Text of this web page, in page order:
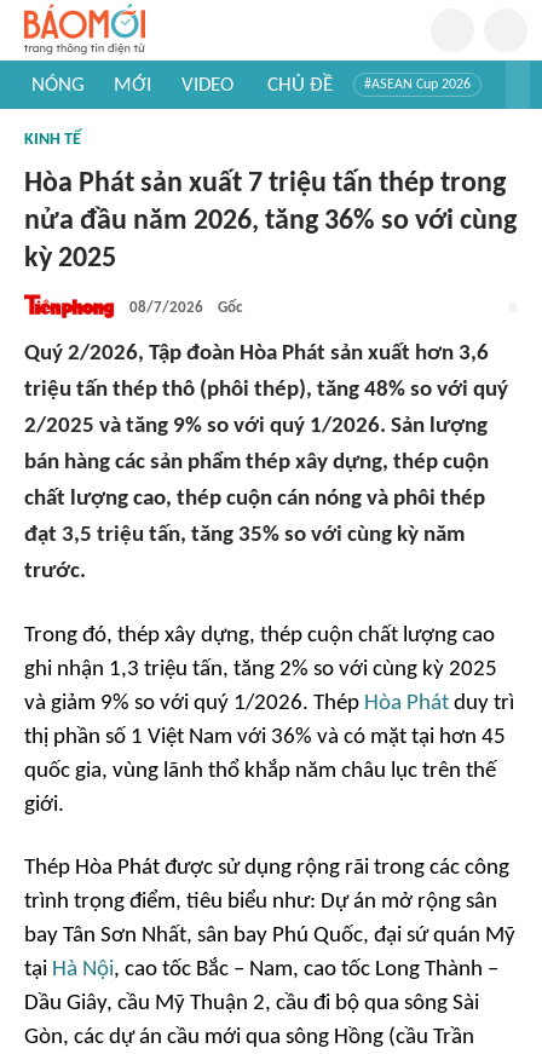
NÓNG MỚI VIDEO CHỦ ĐỀ #ASEAN Cup 2026
#Khám phá thế giới
KINH TẾ
Hòa Phát sản xuất 7 triệu tấn thép trong
nửa đầu năm 2026, tăng 36% so với cùng
kỳ 2025
08/7/2026 Gốc
Quý 2/2026, Tập đoàn Hòa Phát sản xuất hơn 3,6
triệu tấn thép thô (phôi thép), tăng 48% so với quý
2/2025 và tăng 9% so với quý 1/2026. Sản lượng
bán hàng các sản phẩm thép xây dựng, thép cuộn
chất lượng cao, thép cuộn cán nóng và phôi thép
đạt 3,5 triệu tấn, tăng 35% so với cùng kỳ năm
trước.
Trong đó, thép xây dựng, thép cuộn chất lượng cao
ghi nhận 1,3 triệu tấn, tăng 2% so với cùng kỳ 2025
và giảm 9% so với quý 1/2026. Thép Hòa Phát duy trì
thị phần số 1 Việt Nam với 36% và có mặt tại hơn 45
quốc gia, vùng lãnh thổ khắp năm châu lục trên thế
giới.
Thép Hòa Phát được sử dụng rộng rãi trong các công
trình trọng điểm, tiêu biểu như: Dự án mở rộng sân
bay Tân Sơn Nhất, sân bay Phú Quốc, đại sứ quán Mỹ
tại Hà Nội, cao tốc Bắc – Nam, cao tốc Long Thành –
Dầu Giây, cầu Mỹ Thuận 2, cầu đi bộ qua sông Sài
Gòn, các dự án cầu mới qua sông Hồng (cầu Trần